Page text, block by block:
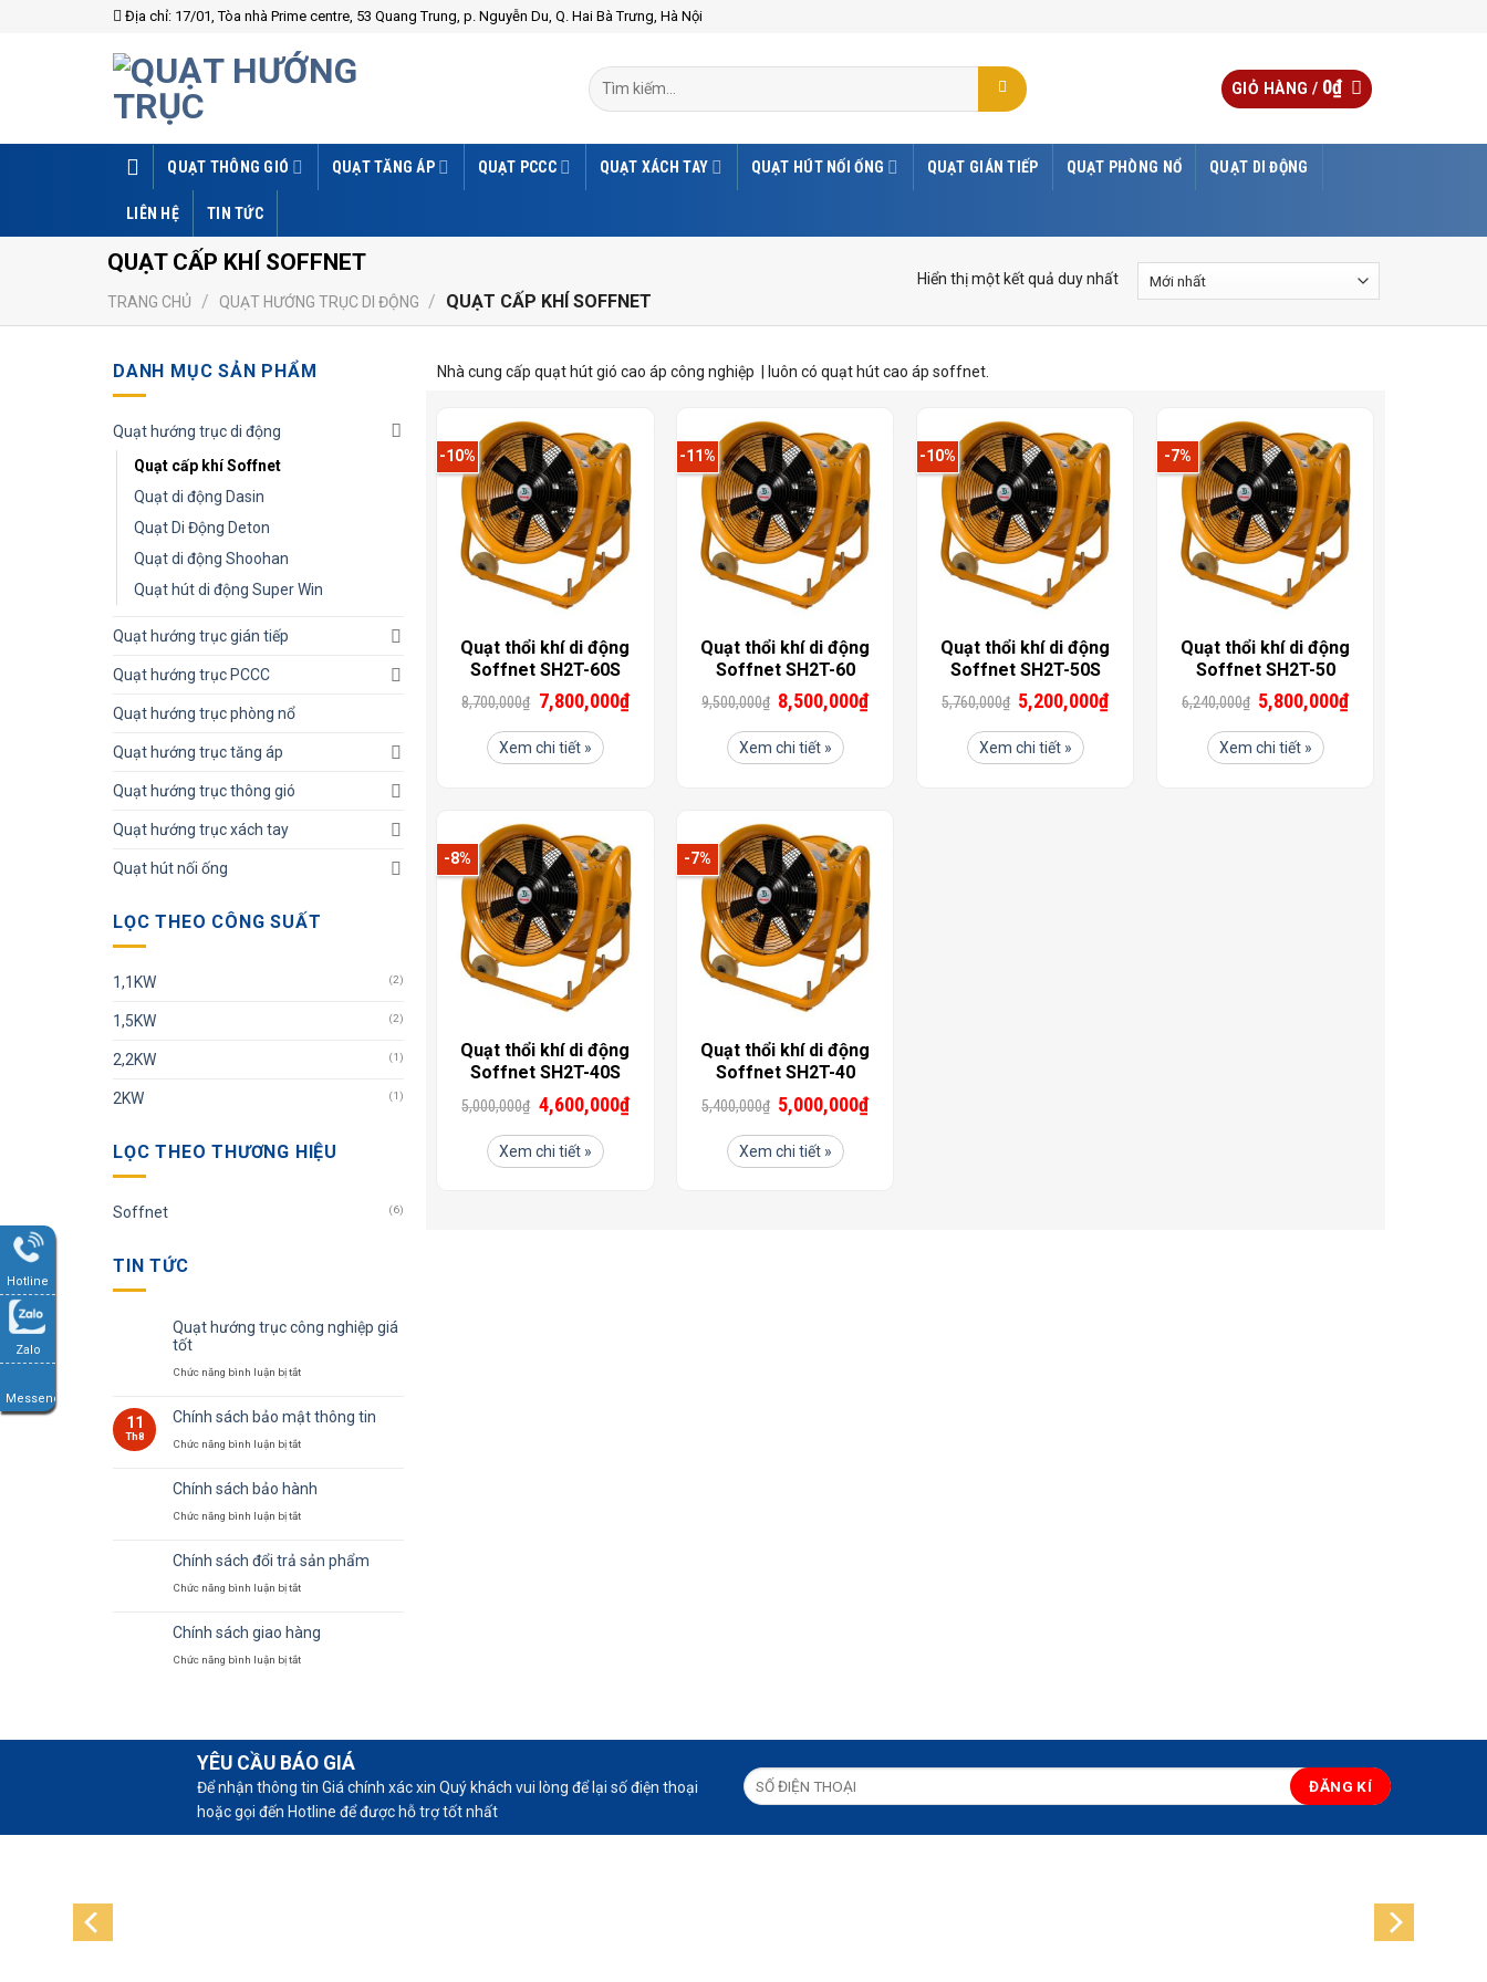
Địa chỉ: 17/01, Tòa nhà Prime centre, 53 Quang Trung, p. Nguyễn Du, Q. Hai Bà Trưng, Hà Nội
GIỎ HÀNG / 0₫
QUẠT THÔNG GIÓ QUẠT TĂNG ÁP QUẠT PCCC QUẠT XÁCH TAY QUẠT HÚT NỐI ỐNG QUẠT GIÁN TIẾP QUẠT PHÒNG NỔ QUẠT DI ĐỘNG
LIÊN HỆ TIN TỨC
QUẠT CẤP KHÍ SOFFNET
TRANG CHỦ / QUẠT HƯỚNG TRỤC DI ĐỘNG / QUẠT CẤP KHÍ SOFFNET
Hiển thị một kết quả duy nhất
DANH MỤC SẢN PHẨM
Quạt hướng trục di động
Quạt cấp khí Soffnet
Quạt di động Dasin
Quạt Di Động Deton
Quạt di động Shoohan
Quạt hút di động Super Win
Quạt hướng trục gián tiếp
Quạt hướng trục PCCC
Quạt hướng trục phòng nổ
Quạt hướng trục tăng áp
Quạt hướng trục thông gió
Quạt hướng trục xách tay
Quạt hút nối ống
LỌC THEO CÔNG SUẤT
1,1KW (2)
1,5KW (2)
2,2KW (1)
2KW (1)
LỌC THEO THƯƠNG HIỆU
Soffnet (6)
TIN TỨC
Quạt hướng trục công nghiệp giá
tốt
Chức năng bình luận bị tắt
hướng
nghiệp
11
Th8
Chính sách bảo mật thông tin
Chức năng bình luận bị tắt
sách
thông
Chính sách bảo hành
Chức năng bình luận bị tắt
sách
Chính sách đổi trả sản phẩm
Chức năng bình luận bị tắt
sách
Chính sách giao hàng
Chức năng bình luận bị tắt
hàng
Nhà cung cấp quạt hút gió cao áp công nghiệp | luôn có quạt hút cao áp soffnet.
-10%
Quạt thổi khí di động
Soffnet SH2T-60S
8,700,000₫ 7,800,000₫
Xem chi tiết »
-11%
Quạt thổi khí di động
Soffnet SH2T-60
9,500,000₫ 8,500,000₫
Xem chi tiết »
-10%
Quạt thổi khí di động
Soffnet SH2T-50S
5,760,000₫ 5,200,000₫
Xem chi tiết »
-7%
Quạt thổi khí di động
Soffnet SH2T-50
6,240,000₫ 5,800,000₫
Xem chi tiết »
-8%
Quạt thổi khí di động
Soffnet SH2T-40S
5,000,000₫ 4,600,000₫
Xem chi tiết »
-7%
Quạt thổi khí di động
Soffnet SH2T-40
5,400,000₫ 5,000,000₫
Xem chi tiết »
YÊU CẦU BÁO GIÁ
Để nhận thông tin Giá chính xác xin Quý khách vui lòng để lại số điện thoại
hoặc gọi đến Hotline để được hỗ trợ tốt nhất
Hotline
Zalo
Messenger